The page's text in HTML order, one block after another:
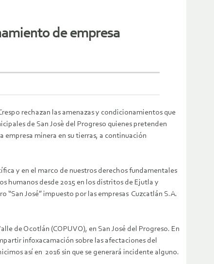
de empresa
rechazan las amenazas y condicionamientos que
de San Josè del Progreso quienes pretenden
minera en su tierras, a continuación
y en el marco de nuestros derechos fundamentales
humanos desde 2015 en los distritos de Ejutla y
José” impuesto por las empresas Cuzcatlán S.A.
de Ocotlán (COPUVO), en San José del Progreso. En
infoxacamación sobre las afectaciones del
así en 2016 sin que se generará incidente alguno.